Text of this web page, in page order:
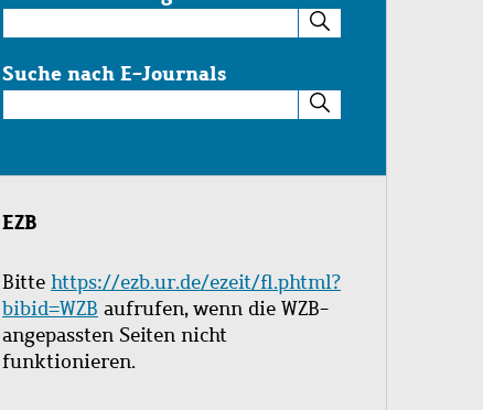
im
Katalog
Suche nach E-Journals
nach
Journals
EZB
Bitte https://ezb.ur.de/ezeit/fl.phtml?
bibid=WZB aufrufen, wenn die WZB-
angepassten Seiten nicht
funktionieren.